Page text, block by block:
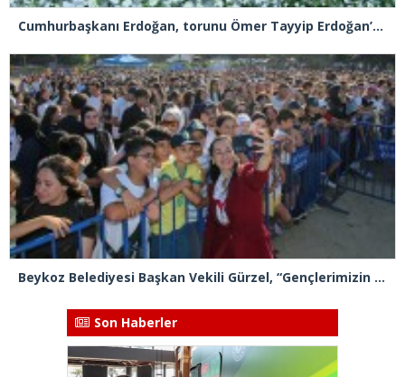
Cumhurbaşkanı Erdoğan, torunu Ömer Tayyip Erdoğan’a diplomasını takdim etti
Beykoz Belediyesi Başkan Vekili Gürzel, “Gençlerimizin sesine kulak verdik”
Son Haberler